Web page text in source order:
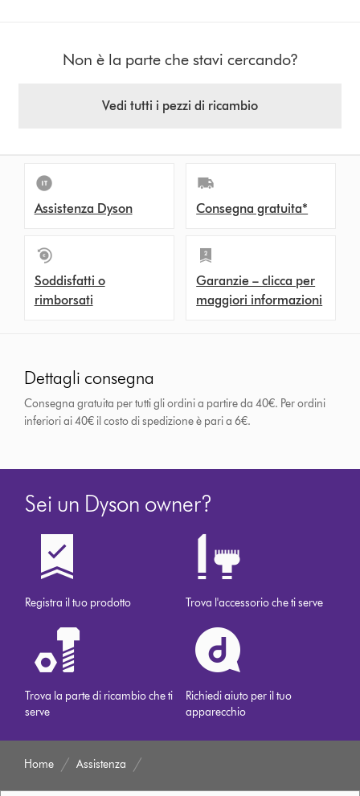
Non è la parte che stavi cercando?
Vedi tutti i pezzi di ricambio
Assistenza Dyson Consegna gratuita*
Soddisfatti o
rimborsati
Garanzie – clicca per
maggiori informazioni
Dettagli consegna
Consegna gratuita per tutti gli ordini a partire da 40€. Per ordini
inferiori ai 40€ il costo di spedizione è pari a 6€.
Sei un Dyson owner?
Registra il tuo prodotto Trova l'accessorio che ti serve
Trova la parte di ricambio che ti
serve
Richiedi aiuto per il tuo
apparecchio
Home Assistenza